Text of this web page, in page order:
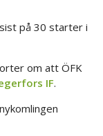
på 30 starter i
om att ÖFK
IF.